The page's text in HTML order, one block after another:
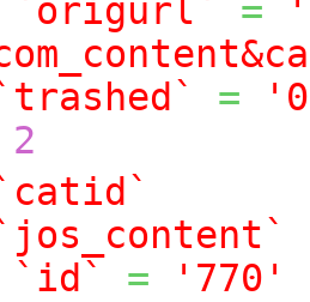
`origurl` =
=
2
`id` =
'770'